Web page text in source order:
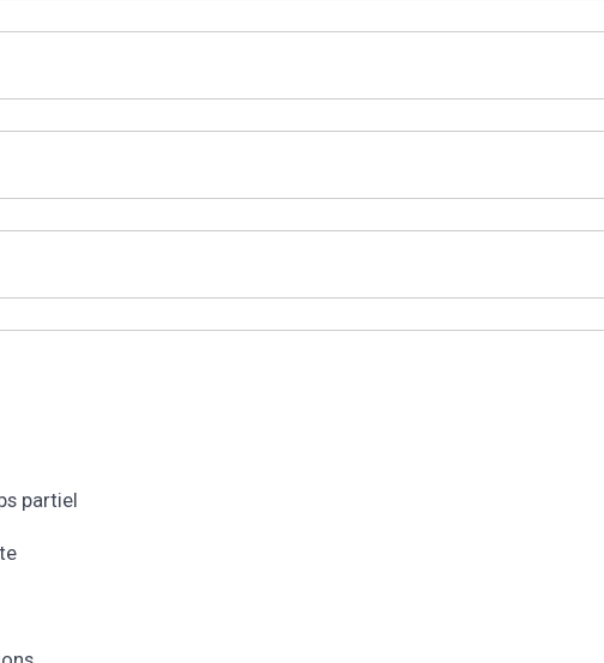
partiel